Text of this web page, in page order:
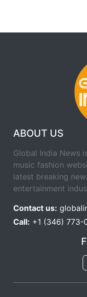
ABOUT US
Global India News
music fashion
latest breaking
entertainment
Contact us:
Call: +1 (346) 773-